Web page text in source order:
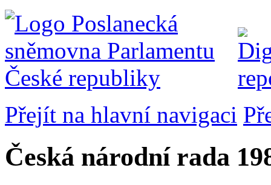
Přejít na hlavní navigaci
Česká národní rada